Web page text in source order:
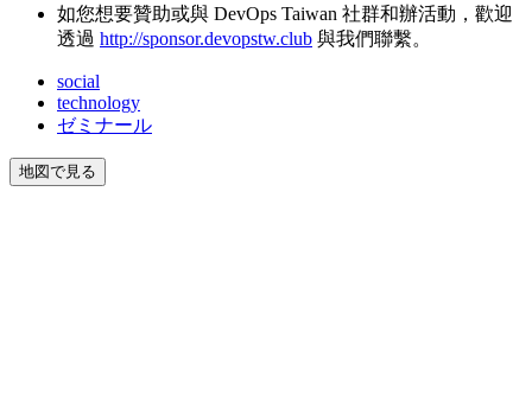
如您想要贊助或與 DevOps Taiwan 社群和辦活動，歡迎
透過 http://sponsor.devopstw.club 與我們聯繫。
social
technology
ゼミナール
地図で見る